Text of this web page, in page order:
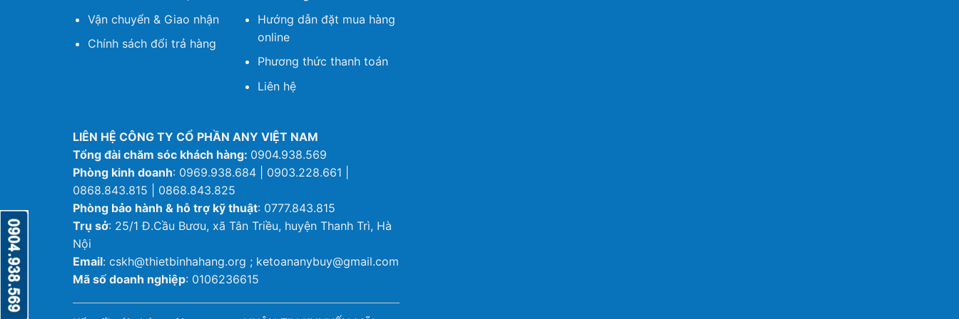
Vận chuyển & Giao nhận
Chính sách đổi trả hàng
Hướng dẫn đặt mua hàng
online
Phương thức thanh toán
Liên hệ
LIÊN HỆ CÔNG TY CỔ PHẦN ANY VIỆT NAM
Tổng đài chăm sóc khách hàng: 0904.938.569
Phòng kinh doanh: 0969.938.684 | 0903.228.661 |
0868.843.815 | 0868.843.825
Phòng bảo hành & hỗ trợ kỹ thuật: 0777.843.815
Trụ sở: 25/1 Đ.Cầu Bươu, xã Tân Triều, huyện Thanh Trì, Hà
Nội
Email: cskh@thietbinhahang.org ; ketoananybuy@gmail.com
Mã số doanh nghiệp: 0106236615